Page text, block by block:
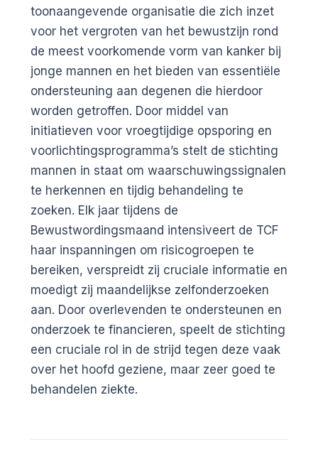
toonaangevende organisatie die zich inzet
voor het vergroten van het bewustzijn rond
de meest voorkomende vorm van kanker bij
jonge mannen en het bieden van essentiële
ondersteuning aan degenen die hierdoor
worden getroffen. Door middel van
initiatieven voor vroegtijdige opsporing en
voorlichtingsprogramma’s stelt de stichting
mannen in staat om waarschuwingssignalen
te herkennen en tijdig behandeling te
zoeken. Elk jaar tijdens de
Bewustwordingsmaand intensiveert de TCF
haar inspanningen om risicogroepen te
bereiken, verspreidt zij cruciale informatie en
moedigt zij maandelijkse zelfonderzoeken
aan. Door overlevenden te ondersteunen en
onderzoek te financieren, speelt de stichting
een cruciale rol in de strijd tegen deze vaak
over het hoofd geziene, maar zeer goed te
behandelen ziekte.